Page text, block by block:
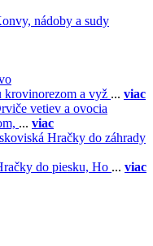
nádoby a sudy
krovinorezom a vyž ... viac
vetiev a ovocia
... viac
Hračky do záhrady
do piesku, Ho ... viac